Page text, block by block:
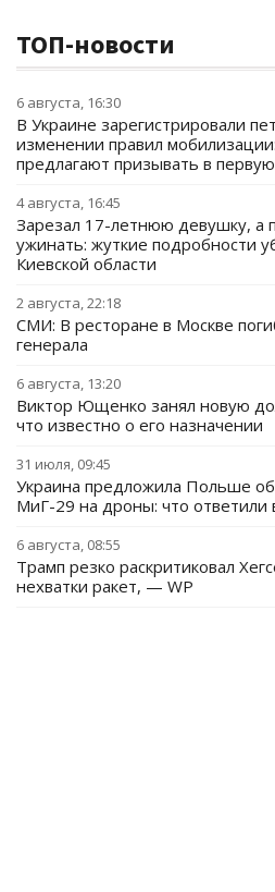
ТОП-новости
6 августа, 16:30
В Украине зарегистрировали
изменении правил
предлагают призывать в
4 августа, 16:45
Зарезал 17-летнюю девушку, а
ужинать: жуткие подробности
Киевской области
2 августа, 22:18
СМИ: В ресторане в Москве
генерала
6 августа, 13:20
Виктор Ющенко занял новую
что известно о его назначении
31 июля, 09:45
Украина предложила Польше
МиГ-29 на дроны: что ответили
6 августа, 08:55
Трамп резко раскритиковал
нехватки ракет, — WP